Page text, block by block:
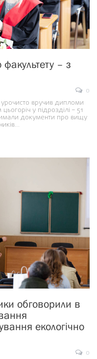
факультету – з
0
урочисто вручив дипломи
у підрозділі – 51
документи про вищу
обговорили в
екологічно
0